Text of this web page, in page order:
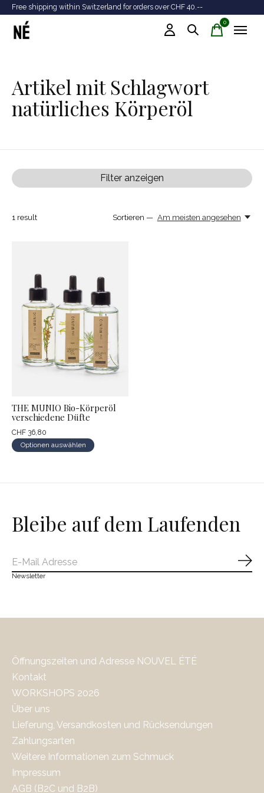
Free shipping within Switzerland for orders over CHF 40.--
0items
Artikel mit Schlagwort
natürliches Körperöl
Filter anzeigen
1 result Sortieren — Am meisten angesehen
THE MUNIO Bio-Körperöl
verschiedene Düfte
CHF 36,80
Optionen auswählen
Bleibe auf dem Laufenden
Newsletter
Öffnungszeiten und Adresse NOUVEL ÉTÉ
Kontakt
WORKSHOPS 2026
Über uns
Lieferung, Versandkosten und Rücksendungen
Zahlungsarten
Weitere Informationen zum Schmuck
Impressum
AGB (B2C und B2B)